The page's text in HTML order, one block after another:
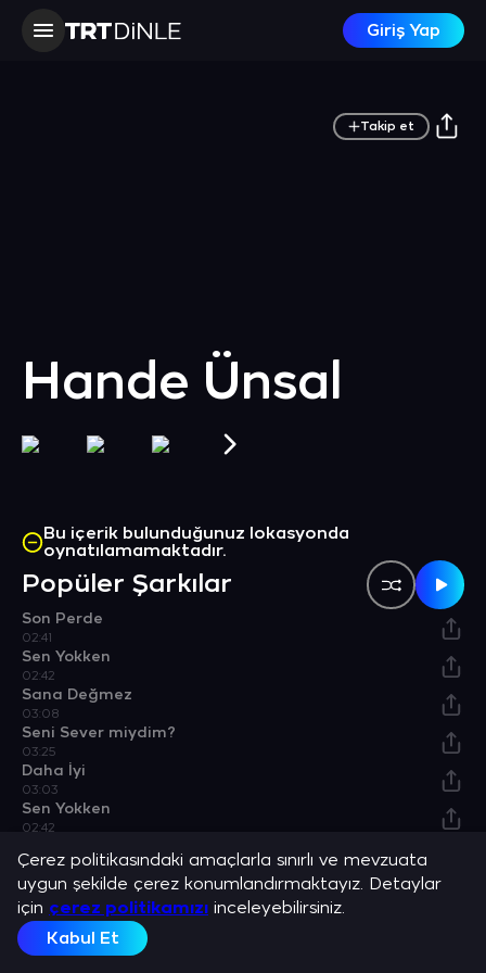
Giriş Yap
Hande Ünsal
Takip et
Bu içerik bulunduğunuz lokasyonda
oynatılamamaktadır.
Popüler Şarkılar
Son Perde
02:41
Sen Yokken
02:42
Sana Değmez
03:08
Seni Sever miydim?
03:25
Daha İyi
03:03
Sen Yokken
02:42
Albümler
Yangın
Albüm
Bulunduğu Listeler
Çerez politikasındaki amaçlarla sınırlı ve mevzuata
uygun şekilde çerez konumlandırmaktayız. Detaylar
için çerez politikamızı inceleyebilirsiniz.
Kabul Et